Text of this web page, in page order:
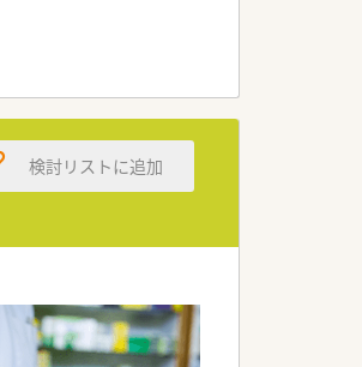
能です。
ります。
ざいません。
ただけます。
能です。
ョンとなりま
検討リストに追加